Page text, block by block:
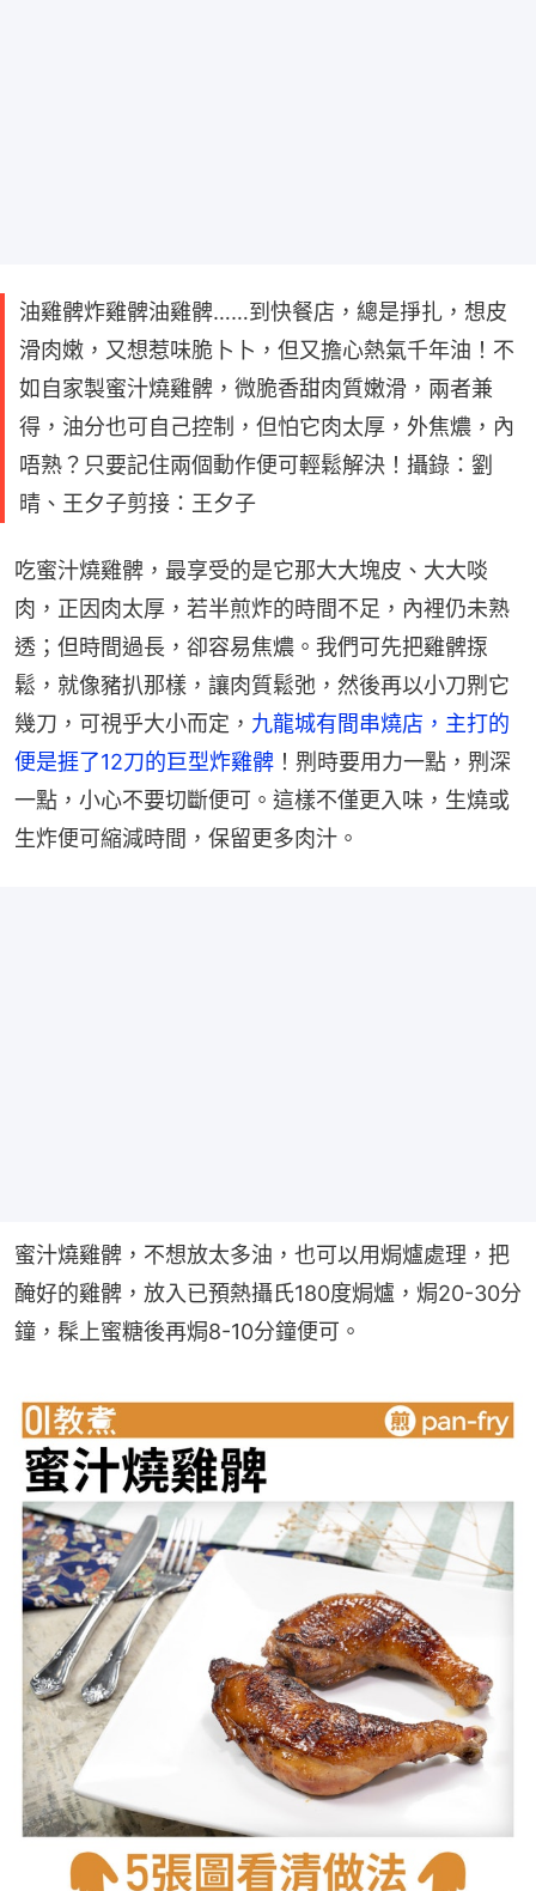
油雞髀炸雞髀油雞髀……到快餐店，總是掙扎，想皮
滑肉嫩，又想惹味脆卜卜，但又擔心熱氣千年油！不
如自家製蜜汁燒雞髀，微脆香甜肉質嫩滑，兩者兼
得，油分也可自己控制，但怕它肉太厚，外焦燶，內
唔熟？只要記住兩個動作便可輕鬆解決！攝錄：劉
晴、王夕子剪接：王夕子
吃蜜汁燒雞髀，最享受的是它那大大塊皮、大大啖
肉，正因肉太厚，若半煎炸的時間不足，內裡仍未熟
透；但時間過長，卻容易焦燶。我們可先把雞髀揼
鬆，就像豬扒那樣，讓肉質鬆弛，然後再以小刀𠝹它
幾刀，可視乎大小而定， 九龍城有間串燒店，主打的
便是捱了12刀的巨型炸雞髀 ！𠝹時要用力一點，𠝹深
一點，小心不要切斷便可。這樣不僅更入味，生燒或
生炸便可縮減時間，保留更多肉汁。
蜜汁燒雞髀，不想放太多油，也可以用焗爐處理，把
醃好的雞髀，放入已預熱攝氏180度焗爐，焗20-30分
鐘，髹上蜜糖後再焗8-10分鐘便可。